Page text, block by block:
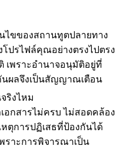
ไขของสถานทูตปลายทาง
ปรไฟล์คุณอย่างตรงไปตรง
เพราะอำนาจอนุมัติอยู่ที่
นผลจึงเป็นสัญญาณเตือน
ริงไหม
อกสารไม่ครบ ไม่สอดคล้อง
ตุการปฏิเสธที่ป้องกันได้
ราะการพิจารณาเป็น